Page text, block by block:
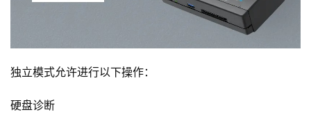
独立模式允许进行以下操作：
硬盘诊断